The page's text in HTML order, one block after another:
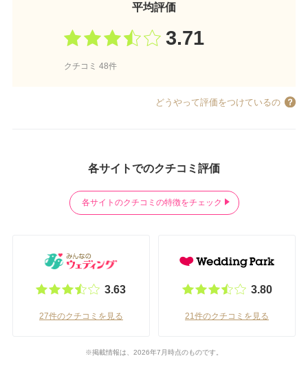
平均評価
3.71
クチコミ 48件
どうやって評価をつけているの
各サイトでのクチコミ評価
各サイトのクチコミの特徴をチェック
3.63
27件のクチコミを見る
3.80
21件のクチコミを見る
※掲載情報は、2026年7月時点のものです。